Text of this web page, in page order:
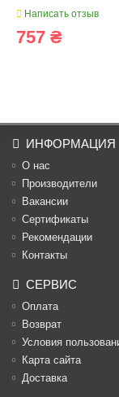
Написать отзыв
757 ₴
ИНФОРМАЦИЯ
О нас
Производители
Вакансии
Cертификаты
Рекомендации
Контакты
СЕРВИС
Оплата
Возврат
Условия
Карта сайта
Доставка